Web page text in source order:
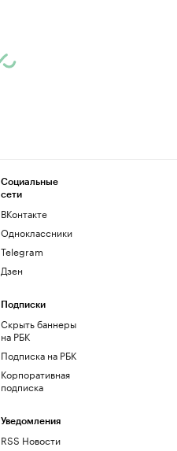
Социальные
сети
ВКонтакте
Одноклассники
Telegram
Дзен
Подписки
Скрыть баннеры
на РБК
Подписка на РБК
Корпоративная
подписка
Уведомления
RSS Новости